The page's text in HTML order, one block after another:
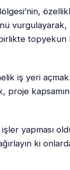
vurgulayarak,
topyekun
iş yeri
proje
yapması
ki